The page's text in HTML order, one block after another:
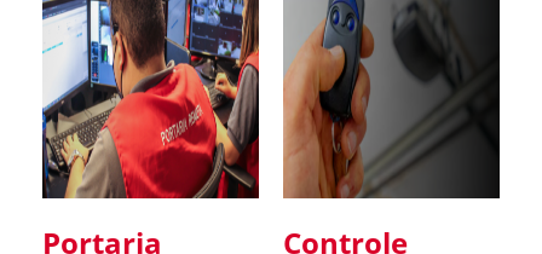
Portaria
Controle